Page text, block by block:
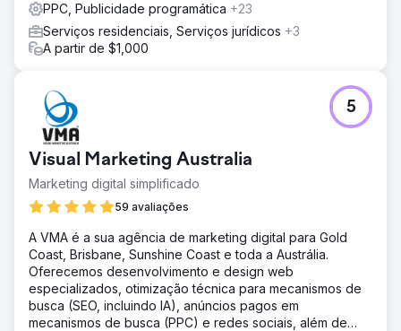
PPC, Publicidade programática +23
Serviços residenciais, Serviços jurídicos +3
A partir de $1,000
Visual Marketing Australia
Marketing digital simplificado
59 avaliações
5
A VMA é a sua agência de marketing digital para Gold
Coast, Brisbane, Sunshine Coast e toda a Austrália.
Oferecemos desenvolvimento e design web
especializados, otimização técnica para mecanismos de
busca (SEO, incluindo IA), anúncios pagos em
mecanismos de busca (PPC) e redes sociais, além de